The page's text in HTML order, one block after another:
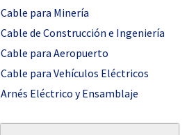
Cable para Minería
Cable de Construcción e Ingeniería
Cable para Aeropuerto
Cable para Vehículos Eléctricos
Arnés Eléctrico y Ensamblaje